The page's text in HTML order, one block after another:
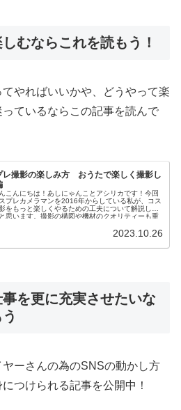
むならこれを読もう！
やればいいかや、どうやって楽
ているならこの記事を読んで
レ撮影の楽しみ方 おうたで楽しく撮影し
こんにちは！あしにゃんことアシリカです！今回
プレカメラマンを2016年からしている私が、コス
をもっと楽しくやるための工夫について解説して
思います。撮影の構図や機材のクオリティーも重
2023.10.26
を更に充実させたいな
ーさんの為のSNSの動かし方
つけられる記事を公開中！